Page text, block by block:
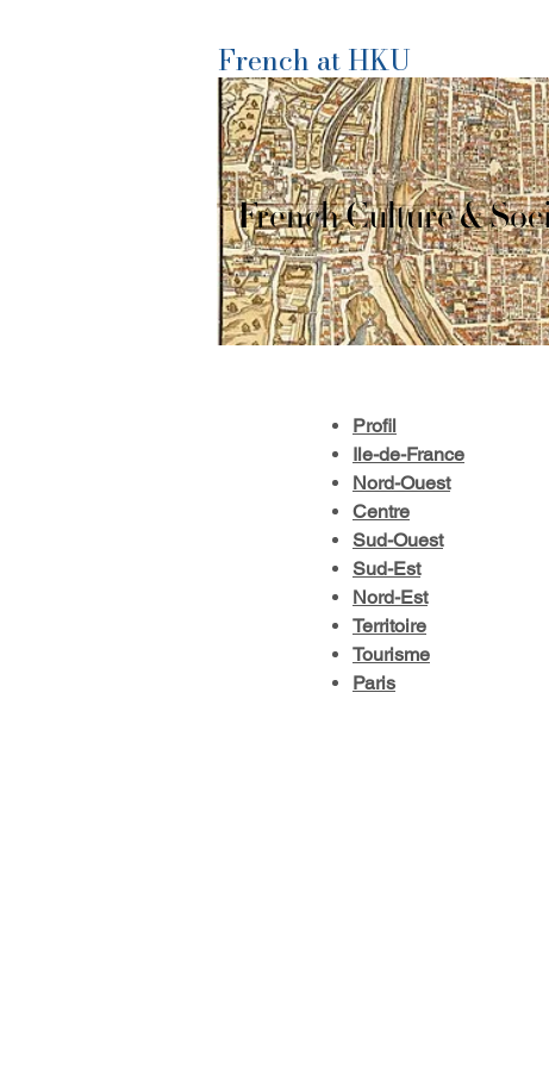
French at HKU
French Culture &
Profil
Ile-de-France
Nord-Ouest
Centre
Sud-Ouest
Sud-Est
Nord-Est
Territoire
Tourisme
Paris